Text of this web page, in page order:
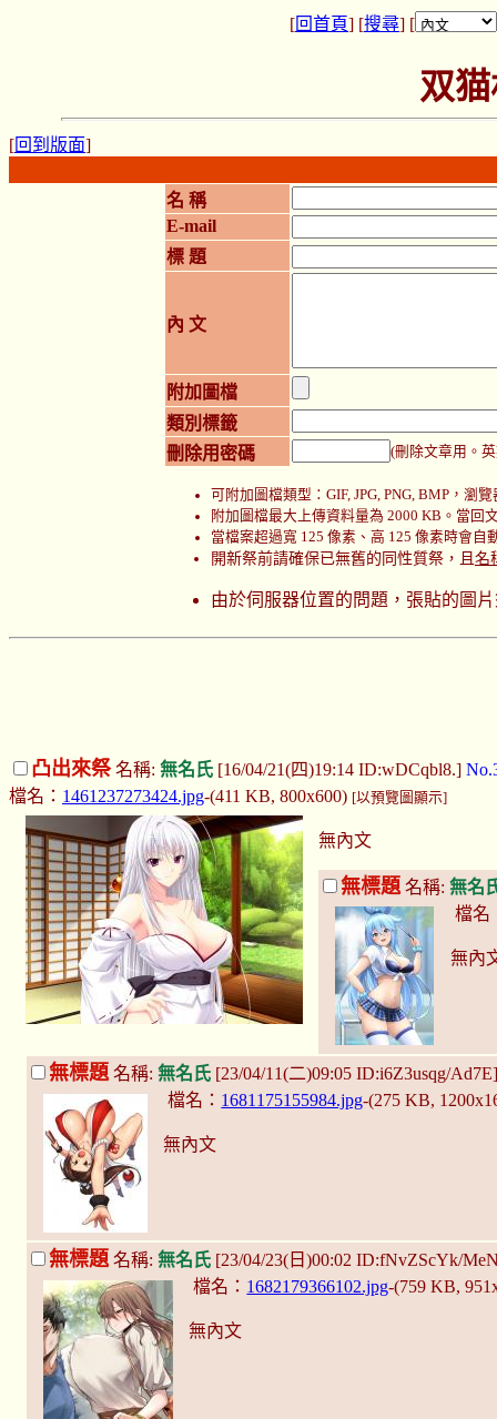
[回首頁] [搜尋] [
双
[回到版面]
名 稱
E-mail
標 題
內 文
附加圖檔
類別標籤
刪除用密碼
(刪除文章用。
可附加圖檔類型：GIF, JPG, PNG, BMP，瀏
附加圖檔最大上傳資料量為 2000 KB。當回
當檔案超過寬 125 像素、高 125 像素時會自
開新祭前請確保已無舊的同性質祭，且名
由於伺服器位置的問題，張貼的圖
凸出來祭名稱: 無名氏 [16/04/21(四)19:14 ID:wDCqbl8.]
檔名： 1461237273424.jpg-(411 KB, 800x600) [以預覽圖顯示]
無內文
無標題 名稱:無名
檔名
無內
無標題 名稱: 無名氏 [23/04/11(二)09:05 ID:i6Z3usqg/
檔名： 1681175155984.jpg-(275 KB,
無內文
無標題名稱: 無名氏 [23/04/23(日)00:02 ID:fNvZScYk/
檔名： 1682179366102.jpg-(759 KB,
無內文